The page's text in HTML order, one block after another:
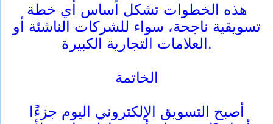
هذه الخطوات تشكل أساس أي خطة
تسويقية ناجحة، سواء للشركات الناشئة أو
العلامات التجارية الكبيرة.
الخاتمة
أصبح التسويق الإلكتروني اليوم جزءًا